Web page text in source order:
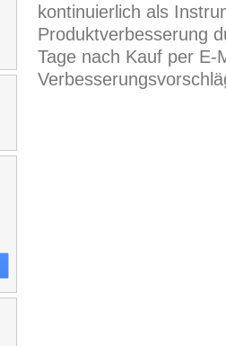
kontinuierlich als
Produktverbesserung
Tage nach Kauf per E-